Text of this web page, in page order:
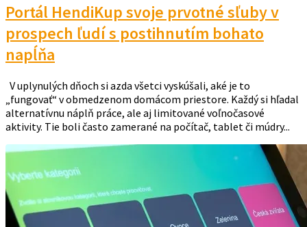
Portál HendiKup svoje prvotné sľuby v
prospech ľudí s postihnutím bohato
napĺňa
V uplynulých dňoch si azda všetci vyskúšali, aké je to
„fungovať“ v obmedzenom domácom priestore. Každý si hľadal
alternatívnu náplň práce, ale aj limitované voľnočasové
aktivity. Tie boli často zamerané na počítač, tablet či múdry...